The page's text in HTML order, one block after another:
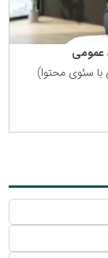
عمومی
سئوی محتوا)